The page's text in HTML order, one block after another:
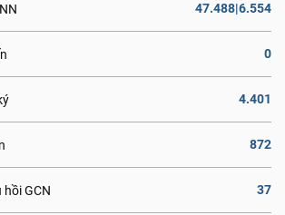
47.488|6.554
0
4.401
872
GCN 37